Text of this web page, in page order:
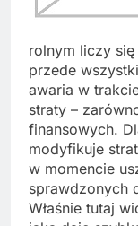
rolnym liczy
przede
awaria w
straty –
finansowych.
modyfikuje
w momencie
sprawdzonych
Właśnie tutaj